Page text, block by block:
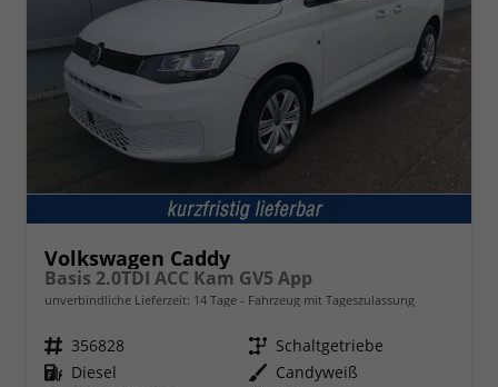
Volkswagen Caddy
Basis 2.0TDI ACC Kam GV5 App
unverbindliche Lieferzeit: 14 Tage Fahrzeug mit Tageszulassung
Fahrzeugnr. 356828 Getriebe Schaltgetriebe
Kraftstoff Diesel Außenfarbe Candyweiß